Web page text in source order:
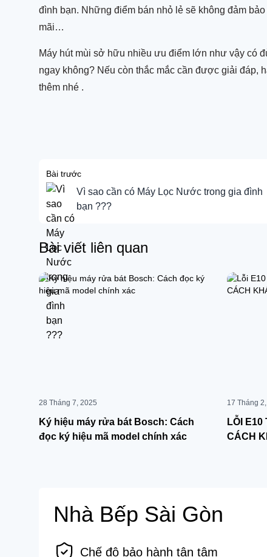
đình bạn. Những điểm bán nhỏ lẻ sẽ không đảm
mãi…
Máy hút mùi sở hữu nhiều ưu điểm lớn như vậy có
ngay không? Nếu còn thắc mắc cần được giải đáp,
thêm nhé .
Bài trước
Vì sao cần có Máy Lọc Nước trong gia đình
bạn ???
Bài viết liên quan
28 Tháng 7, 2025
Ký hiệu máy rửa bát Bosch: Cách
đọc ký hiệu mã model chính xác
17 Tháng
LỖI E10
CÁCH
Nhà Bếp Sài Gòn
Chế độ bảo hành tận tâm